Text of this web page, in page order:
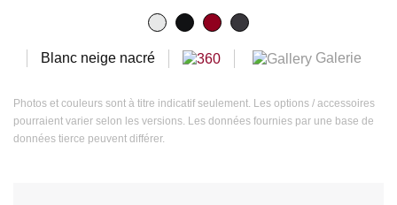
Blanc neige nacré Galerie
Photos et couleurs sont à titre indicatif seulement. Les options / accessoires
pourraient varier selon les versions. Les données fournies par une base de
données tierce peuvent différer.